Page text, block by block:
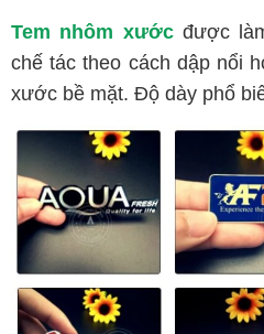
Tem nhôm xướcđược
chế tác theo cách dập nổi
xước bề mặt. Độ dày phổ